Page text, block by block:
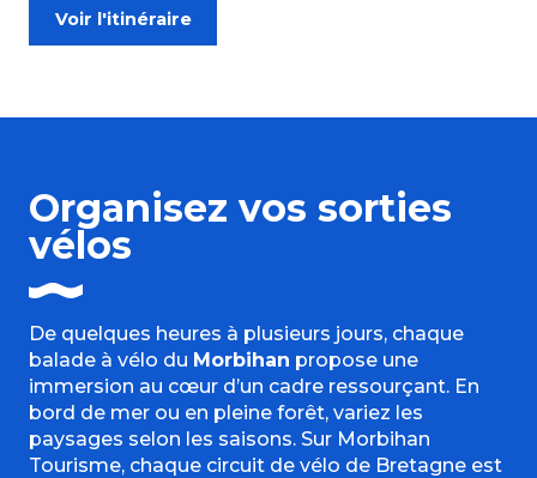
Voir l'itinéraire
Organisez vos sorties
vélos
De quelques heures à plusieurs jours, chaque
balade à vélo du Morbihan propose une
immersion au cœur d’un cadre ressourçant. En
bord de mer ou en pleine forêt, variez les
paysages selon les saisons. Sur Morbihan
Tourisme, chaque circuit de vélo de Bretagne est